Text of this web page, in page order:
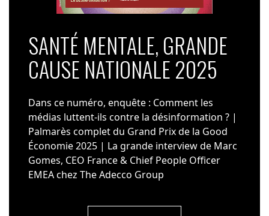
SANTÉ MENTALE, GRANDE
CAUSE NATIONALE 2025
Dans ce numéro, enquête : Comment les
médias luttent-ils contre la désinformation ? |
Palmarès complet du Grand Prix de la Good
Économie 2025 | La grande interview de Marc
Gomes, CEO France & Chief People Officer
EMEA chez The Adecco Group